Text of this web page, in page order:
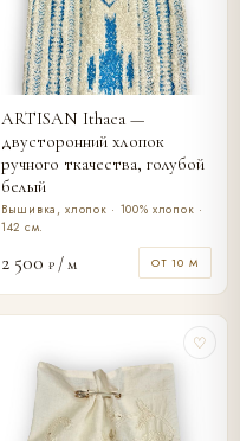
ARTISAN Ithaca —
двусторонний хлопок
ручного ткачества, голубой
белый
Вышивка, хлопок · 100% хлопок ·
142 см.
2 500 ₽ / м ОТ 10 М
♡